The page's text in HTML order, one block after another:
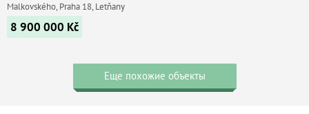
Malkovského, Praha 18, Letňany
8 900 000 Kč
Еще похожие объекты